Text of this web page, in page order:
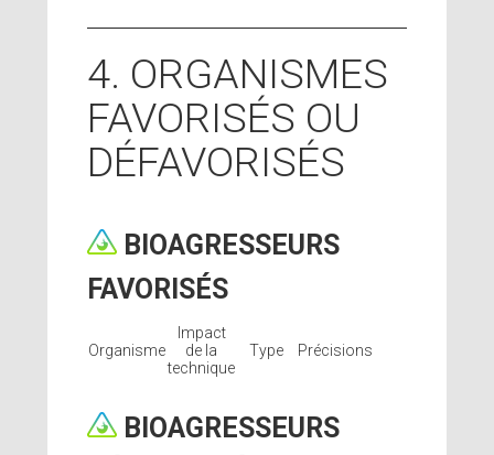
4. ORGANISMES
FAVORISÉS OU
DÉFAVORISÉS
BIOAGRESSEURS
FAVORISÉS
Organisme
Impact
de la
technique
Type Précisions
BIOAGRESSEURS